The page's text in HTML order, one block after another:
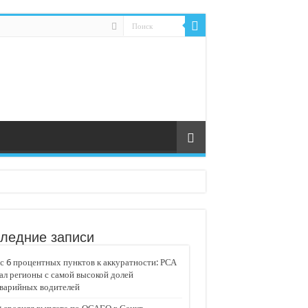
«Движение»
записи
6 процентных пунктов к аккуратности: РСА
регионы с самой высокой долей
водителей